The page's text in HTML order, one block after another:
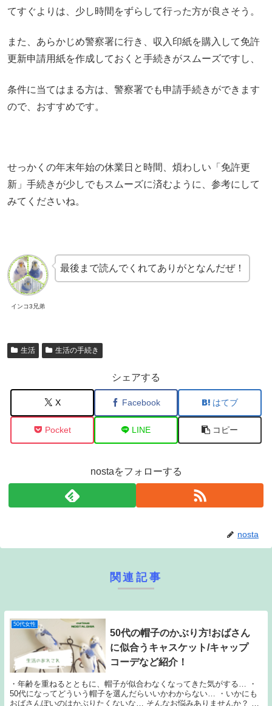
てすぐよりは、少し時間をずらして行った方が良さそう。
また、あらかじめ警察署に行き、収入印紙を購入して免許
更新申請用紙を作成しておくと手続きがスムーズですし、
条件に当てはまる方は、警察署でも申請手続きができます
ので、おすすめです。
せっかくの年末年始の休業日と時間、煩わしい「免許更
新」手続きが少しでもスムーズに済むように、参考にして
みてくださいね。
インコ3兄弟
最後まで読んでくれてありがとなんだぜ！
生活 生活の手続き
シェアする
X Facebook はてブ
Pocket LINE コピー
nostaをフォローする
nosta
関連記事
50代女性
50代の帽子のかぶり方!おばさん
に似合うキャスケット/キャップ
コーデなど紹介！
・年齢を重ねるとともに、帽子が似合わなくなってきた気がする… ・
50代になってどういう帽子を選んだらいいかわからない… ・いかにも
おばさんぽいのはかぶりたくないな… そんなお悩みありませんか？ そ